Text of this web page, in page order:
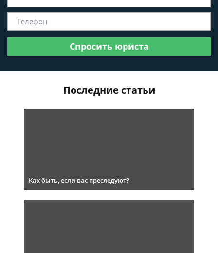
Спросить юриста
Последние статьи
Как быть, если вас преследуют?